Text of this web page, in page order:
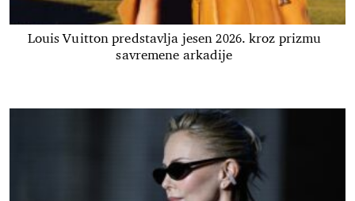
Louis Vuitton predstavlja jesen 2026. kroz prizmu
savremene arkadije